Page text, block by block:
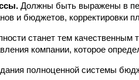
Должны быть выражены в
и бюджетов, корректировки
станет тем
компании, которое
полноценной системы